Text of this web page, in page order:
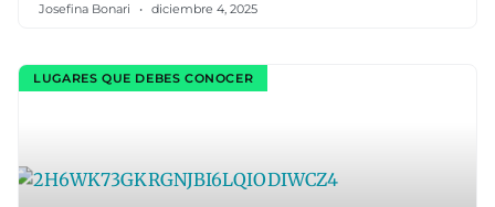
Josefina Bonari diciembre 4, 2025
LUGARES QUE DEBES CONOCER